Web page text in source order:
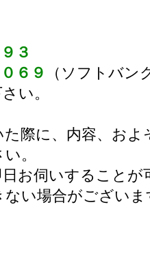
３
６９
（ソフトバン
い。
際に、内容、およ
。
お伺いすること
い場合がござい